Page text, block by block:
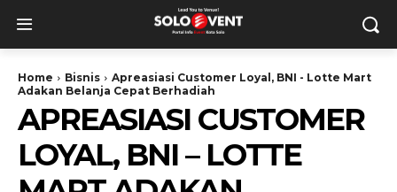
Home Bisnis
Apreasiasi Customer Loyal, BNI - Lotte Mart
Adakan Belanja Cepat Berhadiah
APREASIASI CUSTOMER
LOYAL, BNI – LOTTE